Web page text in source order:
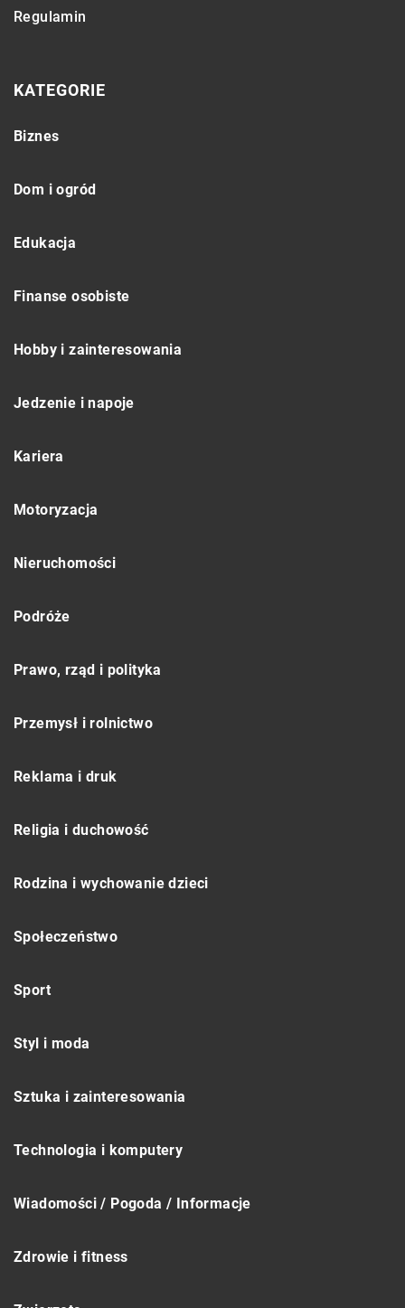
Regulamin
KATEGORIE
Biznes
Dom i ogród
Edukacja
Finanse osobiste
Hobby i zainteresowania
Jedzenie i napoje
Kariera
Motoryzacja
Nieruchomości
Podróże
Prawo, rząd i polityka
Przemysł i rolnictwo
Reklama i druk
Religia i duchowość
Rodzina i wychowanie dzieci
Społeczeństwo
Sport
Styl i moda
Sztuka i zainteresowania
Technologia i komputery
Wiadomości / Pogoda / Informacje
Zdrowie i fitness